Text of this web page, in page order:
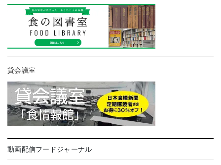
貸会議室
動画配信フードジャーナル